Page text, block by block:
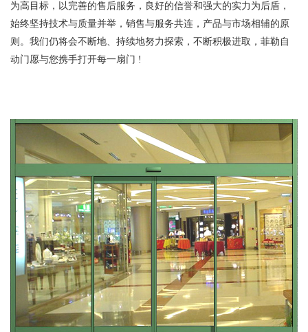
为高目标，以完善的售后服务，良好的信誉和强大的实力为后盾，
始终坚持技术与质量并举，销售与服务共连，产品与市场相辅的原
则。我们仍将会不断地、持续地努力探索，不断积极进取，菲勒自
动门愿与您携手打开每一扇门 !